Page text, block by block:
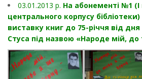
03.01.2013 p. На абонементі №1 (I
центрального корпусу
виставку книг до 75-річчя від
Стуса під назвою «Народе мій,